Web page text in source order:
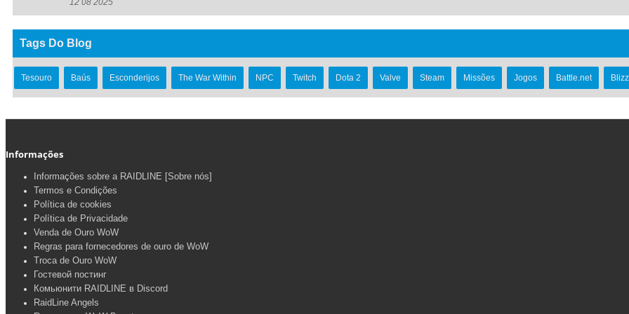
12 08 2025
Tags Do Blog
Tesouro Baús Esconderijos The War Within NPC Twitch Dota 2 Valve Steam Missões Jogos Battle.net
Informações
Informações sobre a RAIDLINE [Sobre nós]
Termos e Condições
Política de cookies
Política de Privacidade
Venda de Ouro WoW
Regras para fornecedores de ouro de WoW
Troca de Ouro WoW
Гостевой постинг
Комьюнити RAIDLINE в Discord
RaidLine Angels